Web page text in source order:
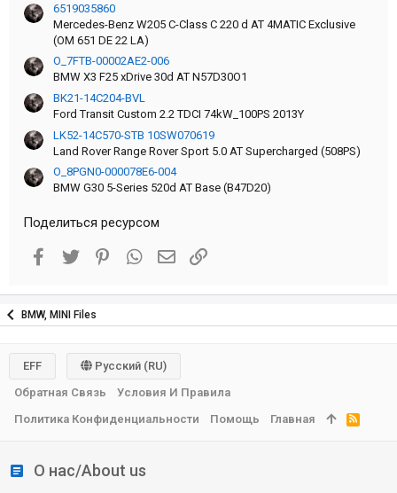
6519035860
Mercedes-Benz W205 C-Class C 220 d AT 4MATIC Exclusive
(OM 651 DE 22 LA)
O_7FTB-00002AE2-006
BMW X3 F25 xDrive 30d AT N57D30O1
BK21-14C204-BVL
Ford Transit Custom 2.2 TDCI 74kW_100PS 2013Y
LK52-14C570-STB 10SW070619
Land Rover Range Rover Sport 5.0 AT Supercharged (508PS)
O_8PGN0-000078E6-004
BMW G30 5-Series 520d AT Base (B47D20)
Поделиться ресурсом
Facebook
Twitter PinterestWhatsAppЭлектронная почта
Ссылка
BMW, MINI Files
О нас/About us
EFF
Русский (RU)
Обратная Связь
Условия И Правила
Политика Конфиденциальности
Помощь Главная
R